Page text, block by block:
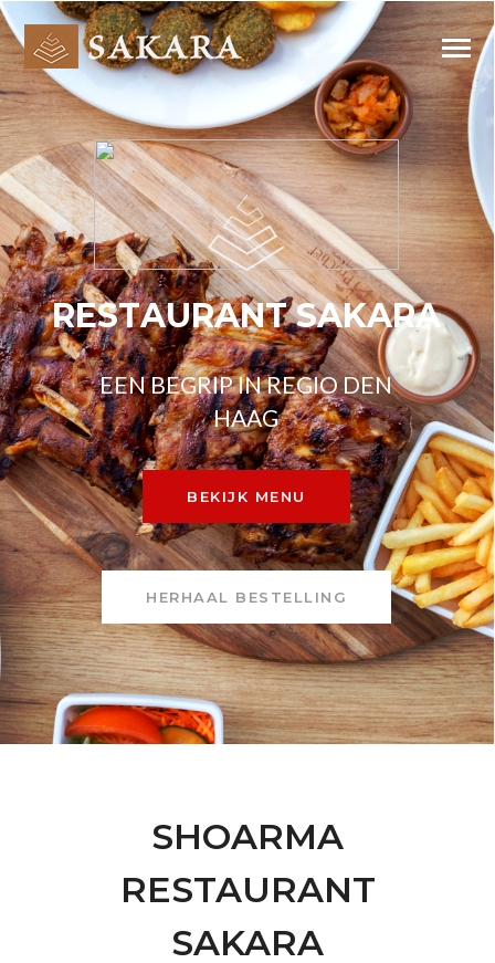
RESTAURANT SAKARA
BEKIJK MENU
EENBEGRIPINREGIODEN
HAAG
HERHAAL BESTELLING
SHOARMA
RESTAURANT
SAKARA